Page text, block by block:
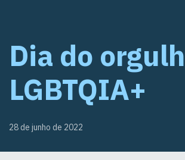
Dia do
LGBTQIA+
28 de junho de 2022